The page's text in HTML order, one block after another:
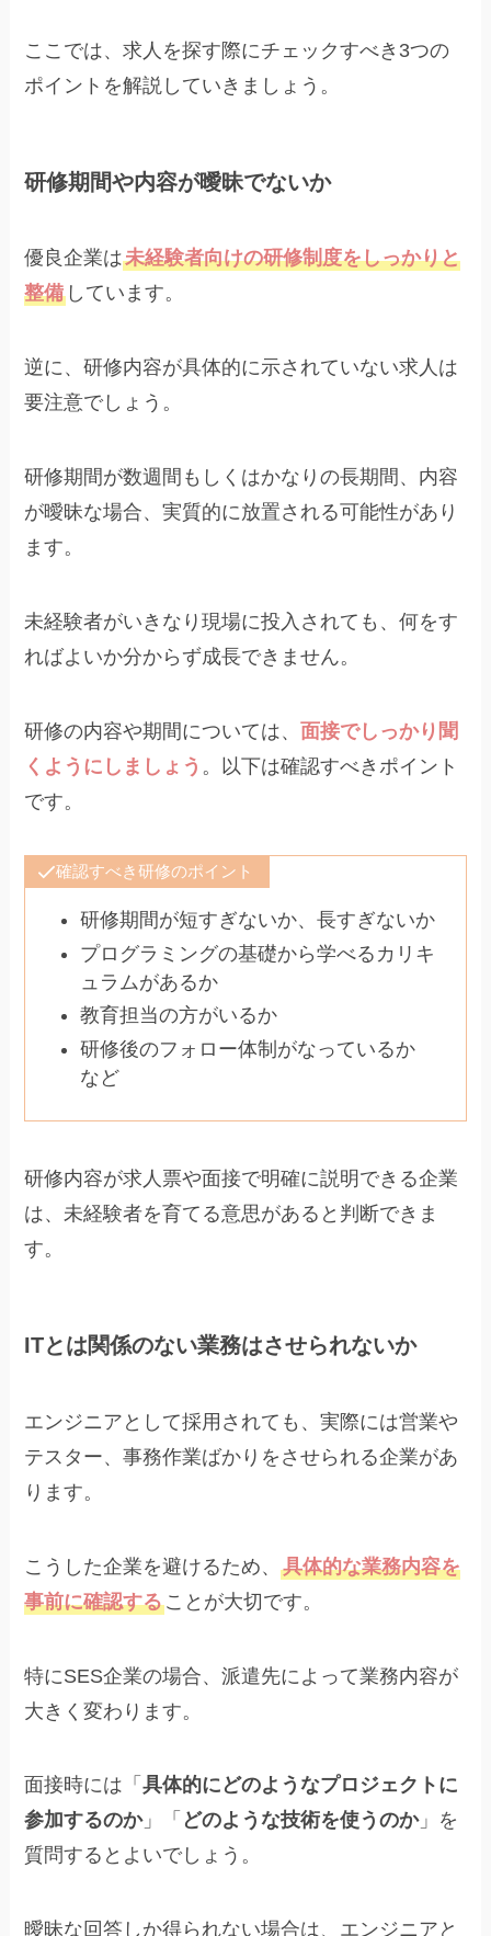
ここでは、求人を探す際にチェックすべき3つの
ポイントを解説していきましょう。
研修期間や内容が曖昧でないか
優良企業は未経験者向けの研修制度をしっかりと
整備 しています。
逆に、研修内容が具体的に示されていない求人は
要注意でしょう。
研修期間が数週間もしくはかなりの長期間、内容
が曖昧な場合、実質的に放置される可能性があり
ます。
未経験者がいきなり現場に投入されても、何をす
ればよいか分からず成長できません。
研修の内容や期間については、面接でしっかり聞
くようにしましょう 。以下は確認すべきポイント
です。
確認すべき研修のポイント
研修期間が短すぎないか、長すぎないか
プログラミングの基礎から学べるカリキ
ュラムがあるか
教育担当の方がいるか
研修後のフォロー体制がなっているか
など
研修内容が求人票や面接で明確に説明できる企業
は、未経験者を育てる意思があると判断できま
す。
ITとは関係のない業務はさせられないか
エンジニアとして採用されても、実際には営業や
テスター、事務作業ばかりをさせられる企業があ
ります。
こうした企業を避けるため、具体的な業務内容を
事前に確認することが大切です。
特にSES企業の場合、派遣先によって業務内容が
大きく変わります。
面接時には「具体的にどのようなプロジェクトに
参加するのか」「 どのような技術を使うのか」を
質問するとよいでしょう。
曖昧な回答しか得られない場合は、エンジニアと